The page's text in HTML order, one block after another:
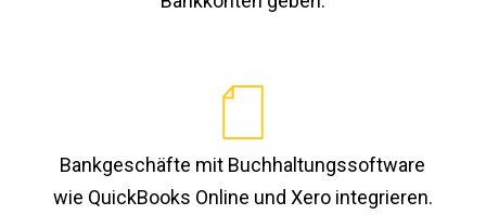
Bankgeschäfte mit Buchhaltungssoftware
wie QuickBooks Online und Xero integrieren.